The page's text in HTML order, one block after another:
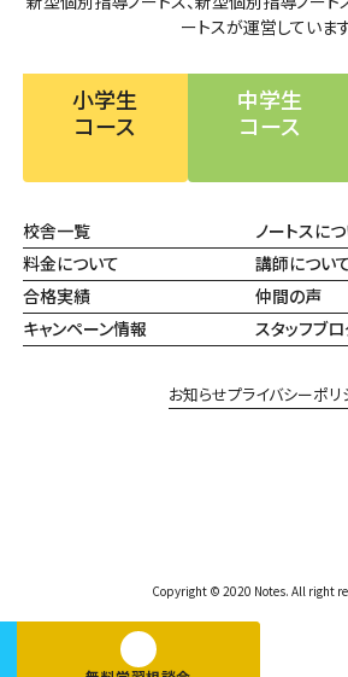
ートスが運営しています
Copyright © 2020 Notes. All right
小学生
コース
中学生
コース
校舎一覧
ノートスに
料金について
講師につい
合格実績
仲間の声
キャンペーン情報
スタッフブ
お知らせプライバシーポリ